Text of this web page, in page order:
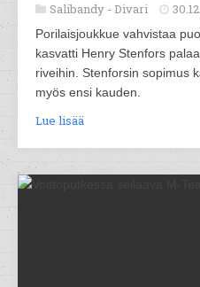
Salibandy - Divari
Porilaisjoukkue vahvistaa
kasvatti Henry Stenfors
riveihin. Stenforsin sopimus
myös ensi kauden.
Lue lisää